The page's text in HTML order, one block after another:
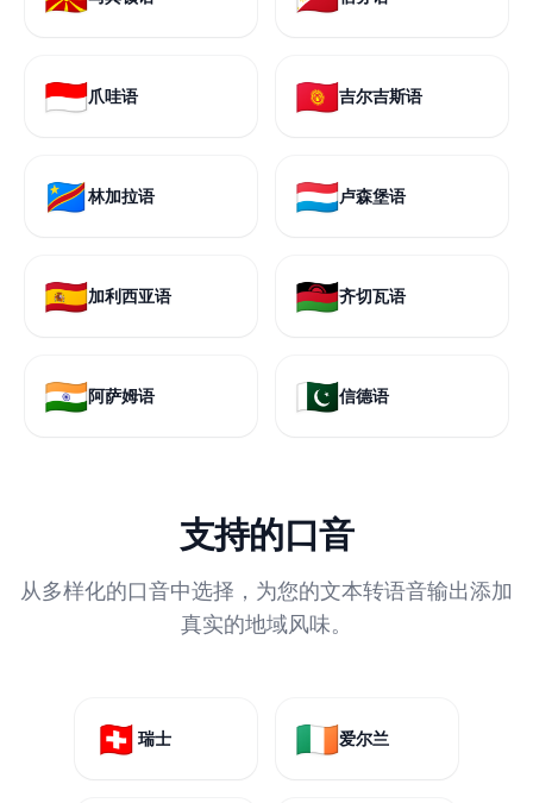
🇮🇩爪哇语 🇰🇬吉尔吉斯语
🇨🇩林加拉语 🇱🇺卢森堡语
🇪🇸加利西亚语 🇲🇼齐切瓦语
🇮🇳阿萨姆语 🇵🇰信德语
支持的口音
从多样化的口音中选择，为您的文本转语音输出添加
真实的地域风味。
🇨🇭 瑞士 🇮🇪爱尔兰